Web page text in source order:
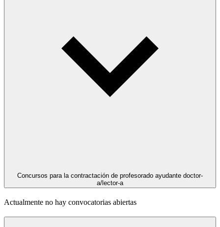
Concursos para la contractación de profesorado ayudante doctor-
a/lector-a
Actualmente no hay convocatorias abiertas